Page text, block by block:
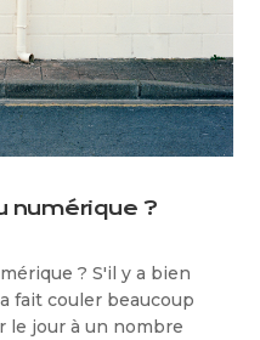
numérique ?
? S'il y a bien
fait couler beaucoup
le jour à un nombre